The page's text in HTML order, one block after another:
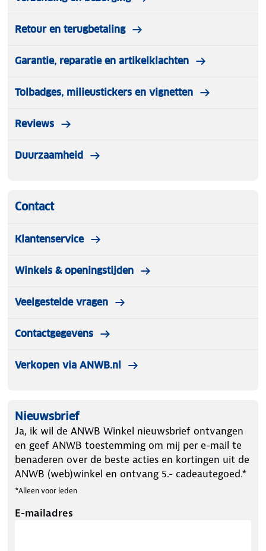
Retour en terugbetaling
Garantie, reparatie en artikelklachten
Tolbadges, milieustickers en vignetten
Reviews
Duurzaamheid
Contact
Klantenservice
Winkels & openingstijden
Veelgestelde vragen
Contactgegevens
Verkopen via ANWB.nl
Nieuwsbrief
Ja, ik wil de ANWB Winkel nieuwsbrief ontvangen
en geef ANWB toestemming om mij per e-mail te
benaderen over de beste acties en kortingen uit de
ANWB (web)winkel en ontvang 5.- cadeautegoed.*
*Alleen voor leden
E-mailadres